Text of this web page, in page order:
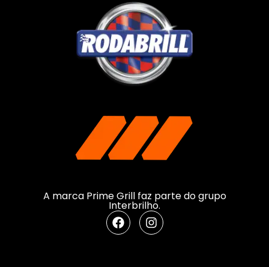
A marca Prime Grill faz parte do grupo
Interbrilho.